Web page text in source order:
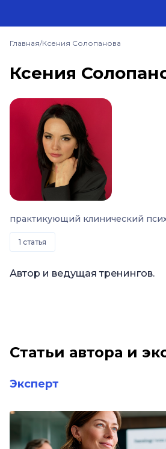
Главная/Ксения Солопанова
Ксения
практикующий клинический
1 статья
Автор и ведущая тренингов.
Статьи автора и
Эксперт